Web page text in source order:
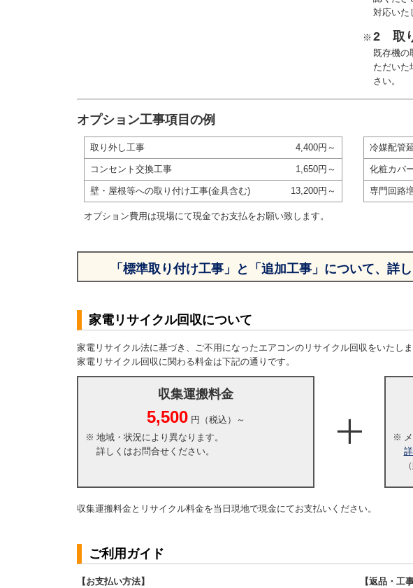
対応いた
※ 2 取り
既存機の
ただいた
さい。
オプション工事項目の例
取り外し工事 4,400円～
コンセント交換工事 1,650円～
壁・屋根等への取り付け工事(金具含む) 13,200円～
冷媒配管
化粧カバ
専門回路
オプション費用は現場にて現金でお支払をお願い致します。
「標準取り付け工事」と「追加工事」について、詳
家電リサイクル回収について
家電リサイクル法に基づき、ご不用になったエアコンのリサイクル回収をいたしま
家電リサイクル回収に関わる料金は下記の通りです。
収集運搬料金
5,500円（税込）～
※ 地域・状況により異なります。
詳しくはお問合せください。
※
収集運搬料金とリサイクル料金を当日現地で現金にてお支払いください。
ご利用ガイド
【お支払い方法】
【返品・工